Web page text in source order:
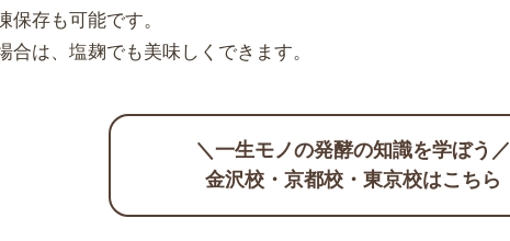
保存も可能です。
合は、塩麹でも美味しくできます。
＼一生モノの発酵の知識を学ぼう／
金沢校・京都校・東京校はこちら